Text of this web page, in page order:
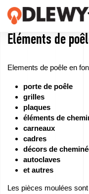
JAKOŚĆ
Entreprise
Technologies
Eléments de
Elements de poêle en
porte de poêle
grilles
plaques
éléments de
carneaux
cadres
décors de
autoclaves
et autres
Les pièces moulées